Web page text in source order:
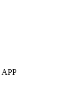
APP